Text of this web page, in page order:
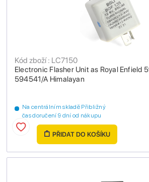
Electronic Flasher Unit as Royal Enfield
594541/A Himalayan
Kód zboží : LC7150
Na centrálním skladě Přibližný
čas doručení 9 dní od nákupu
PŘIDAT DO KOŠÍKU